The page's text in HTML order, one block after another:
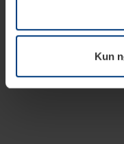
tilbakekalle ditt
informasjonskapselen
Kun